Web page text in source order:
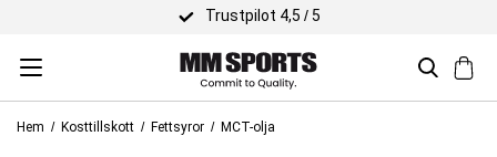
Trustpilot 4,5 / 5
Hem Kosttillskott Fettsyror MCT-olja